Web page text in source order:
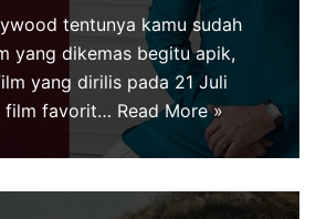
tentunya kamu sudah
yang dikemas begitu apik,
yang dirilis pada 21 Juli
film favorit… Read More »